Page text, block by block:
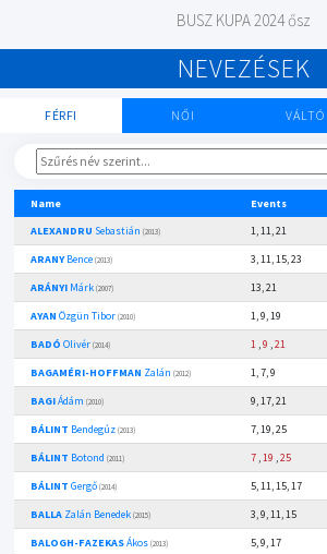
BUSZ KUPA 2024 ősz
NEVEZÉSEK
FÉRFI NŐI VÁLTÓ
Name
Events
ALEXANDRU Sebastián (2013)
1, 11, 21
ARANYBence (2013)
3, 11, 15, 23
ARÁNYIMárk (2007)
13, 21
AYAN Özgün Tibor (2010)
1, 9, 19
BADÓ Olivér (2014) 1,9 ,21
BAGAMÉRI-HOFFMAN Zalán (2012)
1, 7, 9
BAGIÁdám (2010)
9, 17, 21
BÁLINT Bendegúz (2013)
7, 19, 25
BÁLINT Botond (2011) 7,19 ,25
BÁLINT Gergő (2014)
5, 11, 15, 17
BALLAZalán Benedek (2015)
3, 9, 11, 15
BALOGH-FAZEKASÁkos (2013)
5, 9, 17